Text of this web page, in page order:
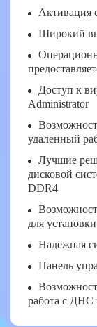
Активация
Широкий
Доступ к
Administrator
удаленный
Лучшие
дисковой
DDR4
для
Надежная
Панель
работа с ДНС